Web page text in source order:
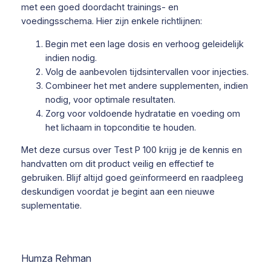
met een goed doordacht trainings- en
voedingsschema. Hier zijn enkele richtlijnen:
Begin met een lage dosis en verhoog geleidelijk
indien nodig.
Volg de aanbevolen tijdsintervallen voor injecties.
Combineer het met andere supplementen, indien
nodig, voor optimale resultaten.
Zorg voor voldoende hydratatie en voeding om
het lichaam in topconditie te houden.
Met deze cursus over Test P 100 krijg je de kennis en
handvatten om dit product veilig en effectief te
gebruiken. Blijf altijd goed geïnformeerd en raadpleeg
deskundigen voordat je begint aan een nieuwe
suplementatie.
Humza Rehman